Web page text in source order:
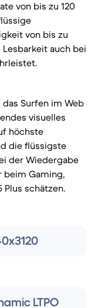
von bis zu 120
von bis zu
auch bei
Surfen im Web
visuelles
höchste
die flüssigste
der Wiedergabe
beim Gaming,
Plus schätzen.
LTPO